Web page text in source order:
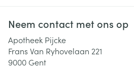
Neem contact met ons op
Apotheek Pijcke
Frans Van Ryhovelaan 221
9000 Gent